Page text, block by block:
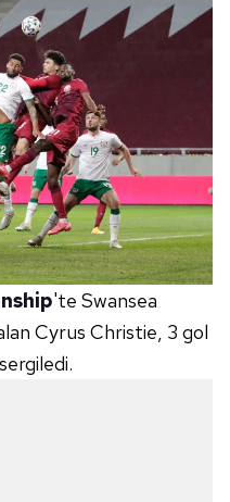
'te Swansea
Cyrus Christie, 3 gol